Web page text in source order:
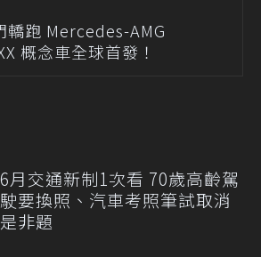
轎跑 Mercedes-AMG
概念車全球首發！
6月交通新制1次看 70歲高齡駕
駛要換照、汽車考照筆試取消
是非題